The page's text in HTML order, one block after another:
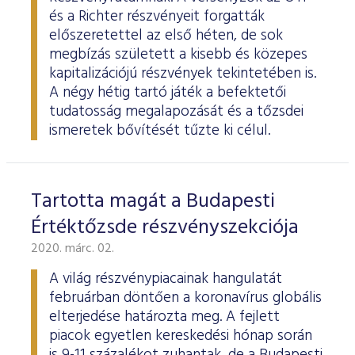
és a Richter részvényeit forgatták
előszeretettel az első héten, de sok
megbízás született a kisebb és közepes
kapitalizációjú részvények tekintetében is.
A négy hétig tartó játék a befektetői
tudatosság megalapozását és a tőzsdei
ismeretek bővítését tűzte ki célul.
Tartotta magát a Budapesti
Értéktőzsde részvényszekciója
2020. márc. 02.
A világ részvénypiacainak hangulatát
februárban döntően a koronavírus globális
elterjedése határozta meg. A fejlett
piacok egyetlen kereskedési hónap során